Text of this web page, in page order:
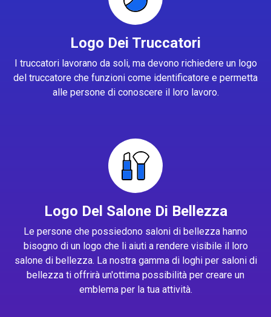
Logo Dei Truccatori
I truccatori lavorano da soli, ma devono richiedere un logo
del truccatore che funzioni come identificatore e permetta
alle persone di conoscere il loro lavoro.
Logo Del Salone Di Bellezza
Le persone che possiedono saloni di bellezza hanno
bisogno di un logo che li aiuti a rendere visibile il loro
salone di bellezza. La nostra gamma di loghi per saloni di
bellezza ti offrirà un'ottima possibilità per creare un
emblema per la tua attività.